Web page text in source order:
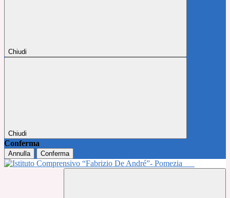
Chiudi
Chiudi
Conferma
Annulla Conferma